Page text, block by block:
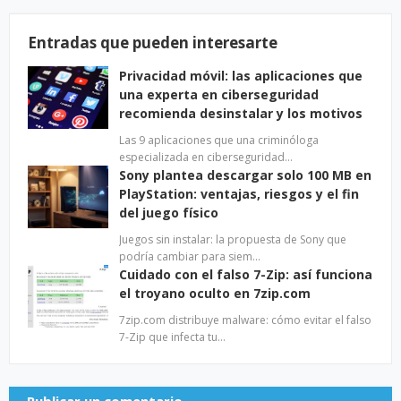
Entradas que pueden interesarte
Privacidad móvil: las aplicaciones que
una experta en ciberseguridad
recomienda desinstalar y los motivos
Las 9 aplicaciones que una criminóloga
especializada en ciberseguridad…
Sony plantea descargar solo 100 MB en
PlayStation: ventajas, riesgos y el fin
del juego físico
Juegos sin instalar: la propuesta de Sony que
podría cambiar para siem…
Cuidado con el falso 7-Zip: así funciona
el troyano oculto en 7zip.com
7zip.com distribuye malware: cómo evitar el falso
7-Zip que infecta tu…